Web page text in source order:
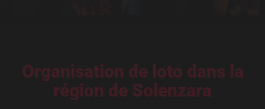
Organisation de loto dans la
région de Solenzara